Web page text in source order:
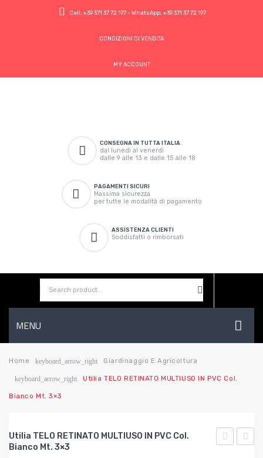
Cell. +39 371 37 72 197- WhatsApp. +39 371 37 72 197
CONDIZIONI DI VENDITA
MY ACCOUNT
CONSEGNA IN TUTTA ITALIA
dal lunedì al venerdì
dalle 9 alle 13 e dalle 15 alle 18
PAGAMENTI SICURI
Massima sicurezza
per tutte le modalità di pagamento
ASSISTENZA CLIENTI
Soddisfatti o rimborsati
MENU
HOME
AZIENDA
WISHLIST
Home keyboard_arrow_right Giardinaggio E Agricoltura
keyboard_arrow_right Utilia TELO RETINATO MULTIUSO IN PVC Col.
Bianco Mt. 3×3
Utilia TELO RETINATO MULTIUSO IN PVC Col.
Bianco Mt. 3×3